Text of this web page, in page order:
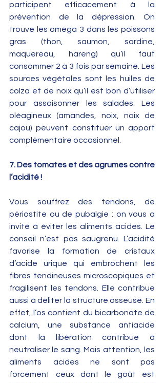
participent efficacement à la
prévention de la dépression. On
trouve les oméga 3 dans les poissons
gras (thon, saumon, sardine,
maquereau, hareng) qu’il faut
consommer 2 à 3 fois par semaine. Les
sources végétales sont les huiles de
colza et de noix qu’il est bon d’utiliser
pour assaisonner les salades. Les
oléagineux (amandes, noix, noix de
cajou) peuvent constituer un apport
complémentaire occasionnel.
7. Des tomates et des agrumes contre
l’acidité !
Vous souffrez des tendons, de
périostite ou de pubalgie : on vous a
invité à éviter les aliments acides. Le
conseil n’est pas saugrenu. L’acidité
favorise la formation de cristaux
d’acide urique qui embrochent les
fibres tendineuses microscopiques et
fragilisent les tendons. Elle contribue
aussi à déliter la structure osseuse. En
effet, l’os contient du bicarbonate de
calcium, une substance antiacide
dont la libération contribue à
neutraliser le sang. Mais attention, les
aliments acides ne sont pas
forcément ceux dont le goût est